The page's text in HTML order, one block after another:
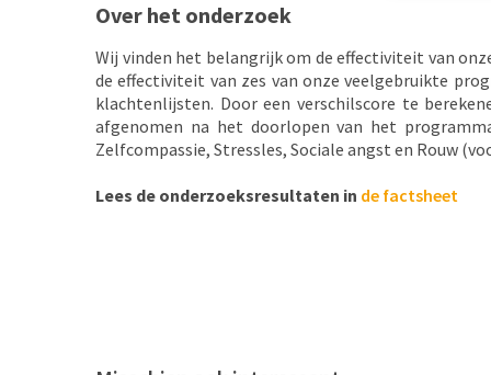
Over het onderzoek
Wij vinden het belangrijk om de effectiviteit van
de effectiviteit van zes van onze veelgebruikte
klachtenlijsten. Door een verschilscore te
afgenomen na het doorlopen van het
Zelfcompassie, Stressles, Sociale angst en Rouw
Lees de onderzoeksresultaten in de factsheet